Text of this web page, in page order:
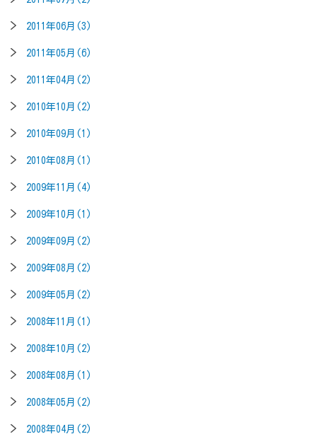
2011年06月(3)
2011年05月(6)
2011年04月(2)
2010年10月(2)
2010年09月(1)
2010年08月(1)
2009年11月(4)
2009年10月(1)
2009年09月(2)
2009年08月(2)
2009年05月(2)
2008年11月(1)
2008年10月(2)
2008年08月(1)
2008年05月(2)
2008年04月(2)